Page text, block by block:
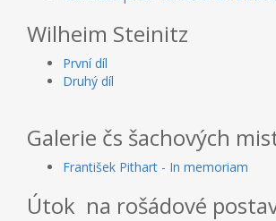
Wilheim Steinitz
První díl
Druhý díl
Galerie čs šachových
František Pithart - In memoriam
Útok na rošádové